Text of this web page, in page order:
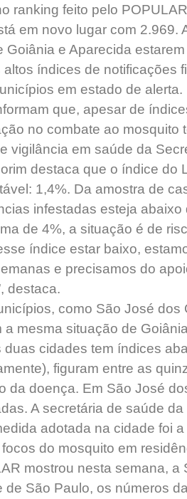
ranking feito pelo
em novo lugar com 2.969.
Goiânia e Aparecida
altos índices de notificações
em estado de
que, apesar de
no combate ao mosquito
vigilância em saúde da
destaca que o índice do
1,4%. Da amostra de
infestadas esteja
de 4%, a situação é de
índice estar baixo,
e precisamos do
destaca.
como São José dos
a mesma situação de
duas cidades tem índices
figuram entre as
da doença. Em São José
A secretária de saúde
adotada na cidade foi
do mosquito em
mostrou nesta semana,
de São Paulo, os números